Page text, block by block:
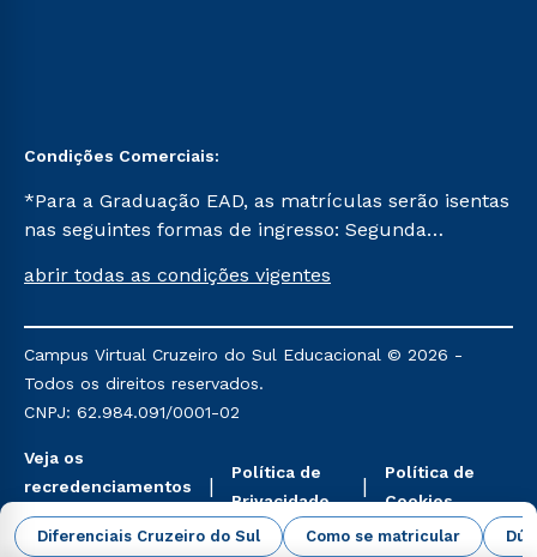
Diferenciais Cruzeiro do Sul Como se matricular
Condições Comerciais:
*Para a Graduação EAD, as matrículas serão isentas
nas seguintes formas de ingresso: Segunda
Já para as demais, a taxa de matrícula será de R$
mencionadas são referentes aos cursos: Ensino
Religioso, Geografia para a Docência e Metodologia
do Ensino de História: Questões Atuais.
abrir todas as condições vigentes
Campus Virtual Cruzeiro do Sul Educacional © 2026 -
Todos os direitos reservados.
CNPJ: 62.984.091/0001-02
Veja os
recredenciamentos
aqui
Política de
Privacidade
Política de
Cookies